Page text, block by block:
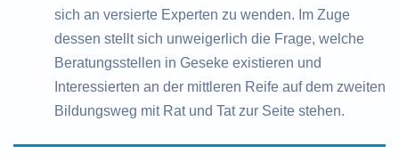
sich an versierte Experten zu wenden. Im Zuge
dessen stellt sich unweigerlich die Frage, welche
Beratungsstellen in Geseke existieren und
Interessierten an der mittleren Reife auf dem zweiten
Bildungsweg mit Rat und Tat zur Seite stehen.